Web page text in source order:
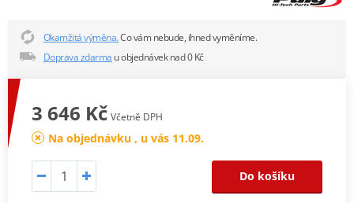
Okamžitá výměna.Co vám nebude, ihned vyměníme.
Doprava zdarma u objednávek nad 0 Kč
3 646 Kč Včetně DPH
Na objednávku , u vás 11.09.
Do košíku